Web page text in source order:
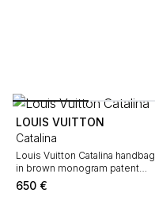
LOUIS VUITTON
Catalina
Louis Vuitton Catalina handbag
in brown monogram patent
leather and natural leather
650 €